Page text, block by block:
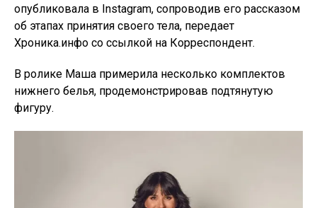
опубликовала в Instagram, сопроводив его рассказом
об этапах принятия своего тела, передает
Хроника.инфо со ссылкой на Корреспондент.
В ролике Маша примерила несколько комплектов
нижнего белья, продемонстрировав подтянутую
фигуру.